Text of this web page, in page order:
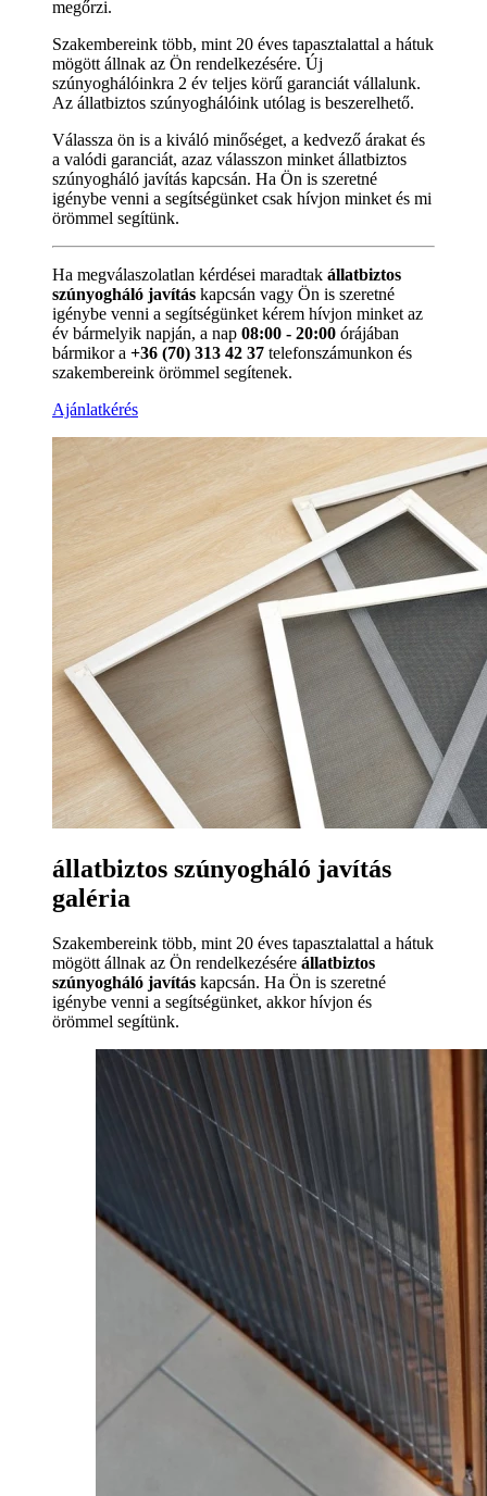
megőrzi.
Szakembereink több, mint 20 éves tapasztalattal a hátuk
mögött állnak az Ön rendelkezésére. Új
szúnyoghálóinkra 2 év teljes körű garanciát vállalunk.
Az állatbiztos szúnyoghálóink utólag is beszerelhető.
Válassza ön is a kiváló minőséget, a kedvező árakat és
a valódi garanciát, azaz válasszon minket állatbiztos
szúnyogháló javítás kapcsán. Ha Ön is szeretné
igénybe venni a segítségünket csak hívjon minket és mi
örömmel segítünk.
Ha megválaszolatlan kérdései maradtak állatbiztos
szúnyogháló javítás kapcsán vagy Ön is szeretné
igénybe venni a segítségünket kérem hívjon minket az
év bármelyik napján, a nap 08:00 - 20:00 órájában
bármikor a +36 (70) 313 42 37 telefonszámunkon és
szakembereink örömmel segítenek.
Ajánlatkérés
állatbiztos szúnyogháló javítás
galéria
Szakembereink több, mint 20 éves tapasztalattal a hátuk
mögött állnak az Ön rendelkezésére állatbiztos
szúnyogháló javítás kapcsán. Ha Ön is szeretné
igénybe venni a segítségünket, akkor hívjon és
örömmel segítünk.